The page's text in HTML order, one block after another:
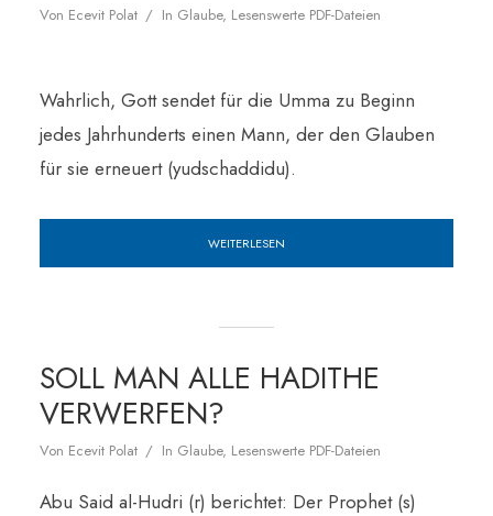
Von Ecevit Polat In Glaube, Lesenswerte PDF-Dateien
Wahrlich, Gott sendet für die Umma zu Beginn
jedes Jahrhunderts einen Mann, der den Glauben
für sie erneuert (yudschaddidu).
WEITERLESEN
SOLL MAN ALLE HADITHE
VERWERFEN?
Von Ecevit Polat In Glaube, Lesenswerte PDF-Dateien
Abu Said al-Hudri (r) berichtet: Der Prophet (s)